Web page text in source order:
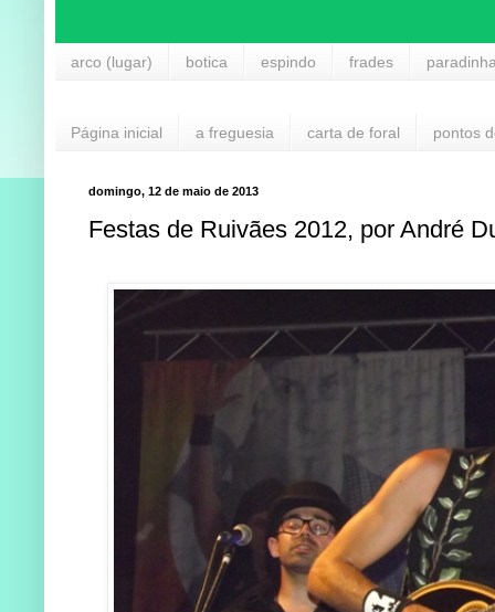
arco (lugar) botica espindo frades
Página inicial a freguesia carta de foral pontos
domingo, 12 de maio de 2013
Festas de Ruivães 2012, por André